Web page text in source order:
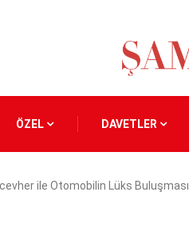
ÖZEL DAVETLER
ile Otomobilin Lüks Buluşması